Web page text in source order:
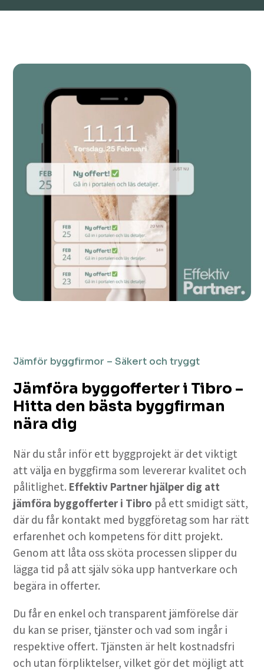
Jämför byggfirmor – Säkert och tryggt
Jämföra byggofferter i Tibro –
Hitta den bästa byggfirman
nära dig
När du står inför ett byggprojekt är det viktigt
att välja en byggfirma som levererar kvalitet och
pålitlighet. Effektiv Partner hjälper dig att
jämföra byggofferter i Tibro på ett smidigt sätt,
där du får kontakt med byggföretag som har rätt
erfarenhet och kompetens för ditt projekt.
Genom att låta oss sköta processen slipper du
lägga tid på att själv söka upp hantverkare och
begära in offerter.
Du får en enkel och transparent jämförelse där
du kan se priser, tjänster och vad som ingår i
respektive offert. Tjänsten är helt kostnadsfri
och utan förpliktelser, vilket gör det möjligt att